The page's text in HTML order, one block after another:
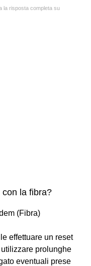
la risposta completa su
la fibra?
(Fibra)
effettuare un reset
prolunghe
eventuali prese